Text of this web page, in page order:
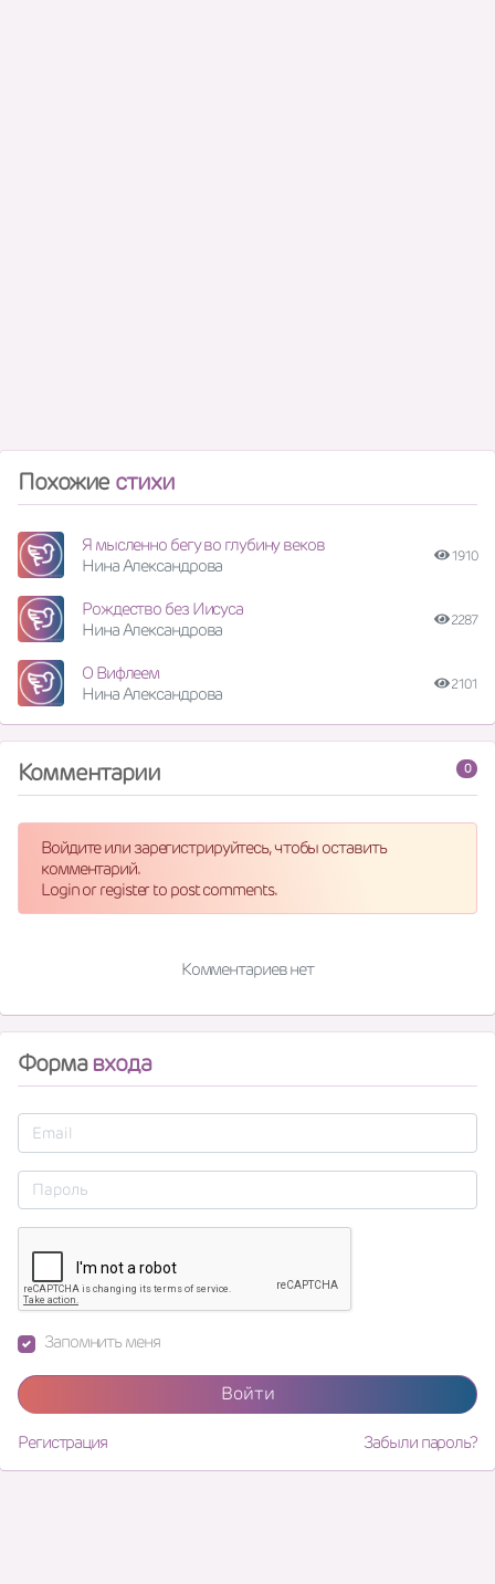
Похожие стихи
Я мысленно бегу во глубину веков
Нина Александрова
1910
Рождество без Иисуса
Нина Александрова
2287
О Вифлеем
Нина Александрова
2101
0
Комментарии
Войдите или зарегистрируйтесь, чтобы оставить
комментарий.
Login or register to post comments.
Комментариев нет
Формавхода
Запомнить меня
Войти
Регистрация Забыли пароль?